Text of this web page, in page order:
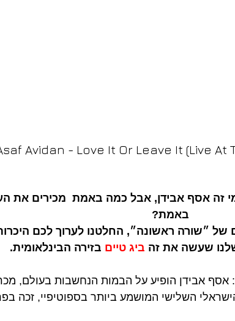
Avidan - Love It Or Leave It (Live At
זה אסף אבידן, אבל כמה באמת  מכירים את
באמת?
של ״שורה ראשונה״, החלטנו לערוך לכם
שעשה את זה ביג טיים בזירה הבינלאומית.
אסף אבידן הופיע על הבמות הנחשבות בעולם,
השלישי המושמע ביותר בספוטיפיי, זכה